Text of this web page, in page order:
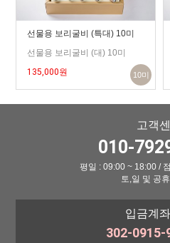
선물용 보리굴비 (특대) 10미
선물용 보리굴비 (대) 10미
135,000원
10미
고객
010-
평일 : 09:00 ~ 18:00 /
토,일 및 공
입금계
302-0915-